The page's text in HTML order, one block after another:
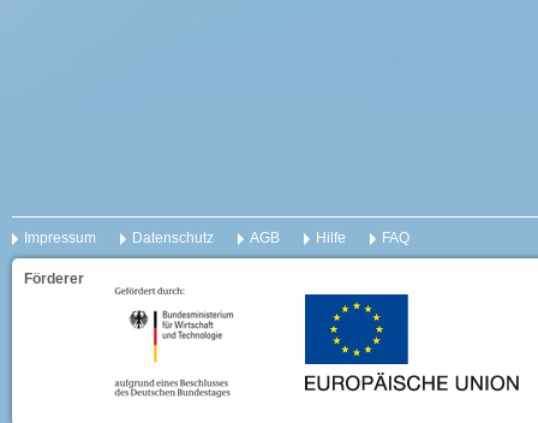
Impressum Datenschutz AGB Hilfe FAQ
Förderer